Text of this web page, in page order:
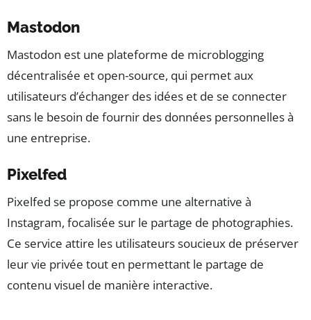
Mastodon
Mastodon est une plateforme de microblogging
décentralisée et open-source, qui permet aux
utilisateurs d’échanger des idées et de se connecter
sans le besoin de fournir des données personnelles à
une entreprise.
Pixelfed
Pixelfed se propose comme une alternative à
Instagram, focalisée sur le partage de photographies.
Ce service attire les utilisateurs soucieux de préserver
leur vie privée tout en permettant le partage de
contenu visuel de manière interactive.